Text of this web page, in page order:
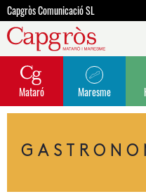
Capgròs Comunicació SL
Mataró Maresme